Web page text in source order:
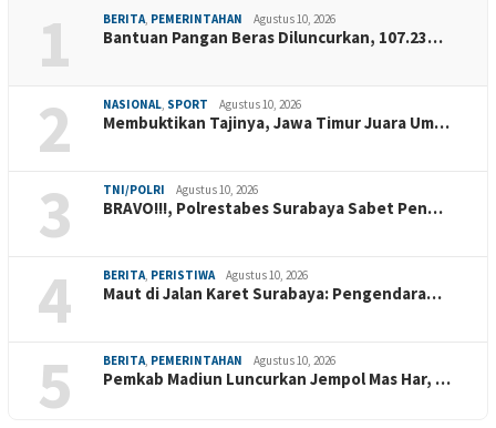
1 BERITA, PEMERINTAHAN Agustus 10, 2026
Bantuan Pangan Beras Diluncurkan, 107.23…
2 NASIONAL, SPORT Agustus 10, 2026
Membuktikan Tajinya, Jawa Timur Juara Um…
3 TNI/POLRI Agustus 10, 2026
BRAVO!!!, Polrestabes Surabaya Sabet Pen…
4 BERITA, PERISTIWA Agustus 10, 2026
Maut di Jalan Karet Surabaya: Pengendara…
5 BERITA, PEMERINTAHAN Agustus 10, 2026
Pemkab Madiun Luncurkan Jempol Mas Har, …